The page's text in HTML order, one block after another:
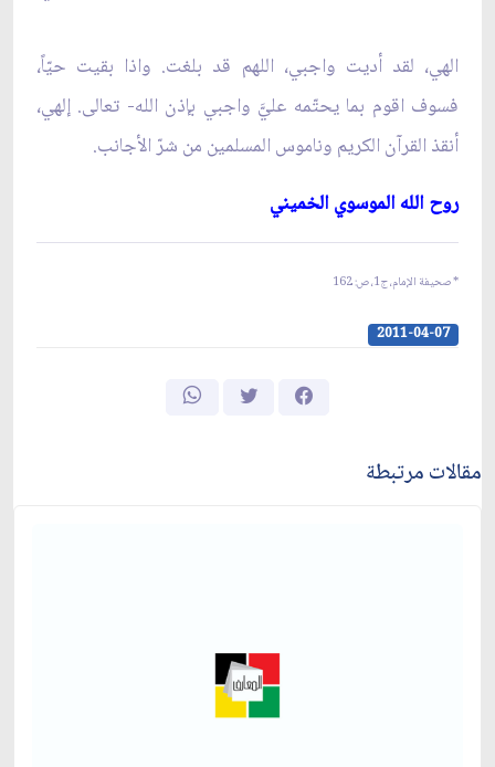
الهي، لقد أديت واجبي، اللهم قد بلغت. واذا بقيت حيّاً،
فسوف اقوم بما يحتّمه عليَّ واجبي بإذن الله- تعالى. إلهي،
أنقذ القرآن الكريم وناموس المسلمين من شرّ الأجانب.
روح الله الموسوي الخميني‏
*صحيفة الإمام، ج‏1، ص: 162
2011-04-07
مقالات مرتبطة